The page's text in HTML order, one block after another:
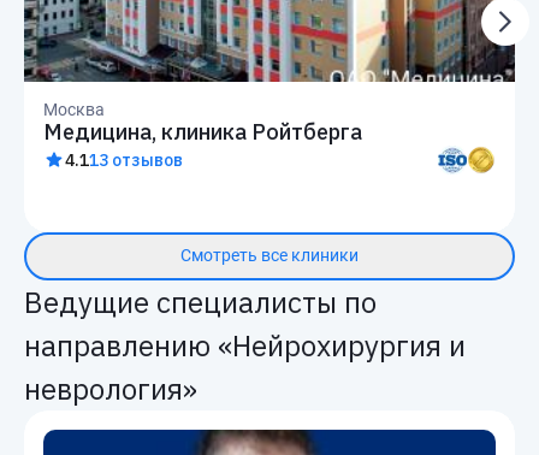
Москва
Медицина, клиника Ройтберга
4.113 отзывов
Смотреть все клиники
Ведущие специалисты по
направлению «Нейрохирургия и
неврология»